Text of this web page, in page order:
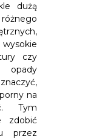
dużą
czy
na
Tym
zdobić
przez